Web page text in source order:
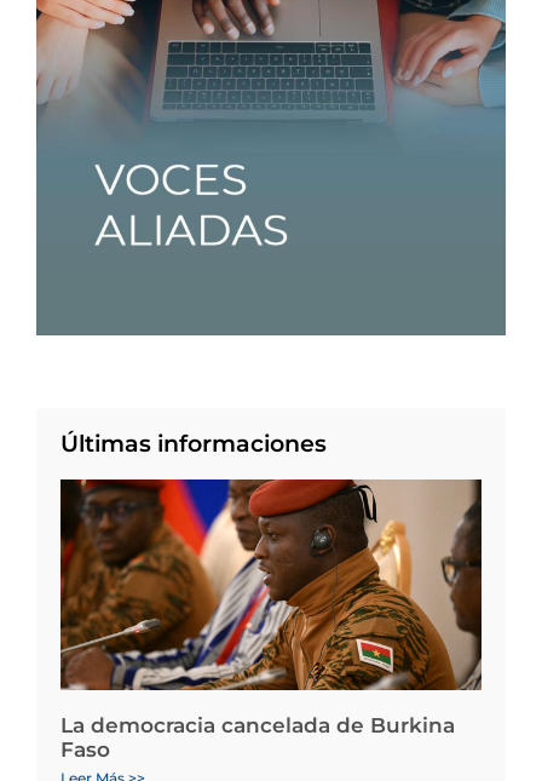
Últimas informaciones
La democracia cancelada de Burkina
Faso